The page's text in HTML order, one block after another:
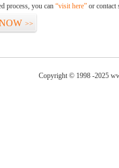
process, you can “visit here” or contact
>>
Copyright © 1998 -2025